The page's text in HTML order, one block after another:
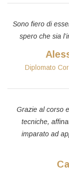
Sono fiero di
spero che sia
Diplomato
Grazie al corso
tecniche,
imparato ad